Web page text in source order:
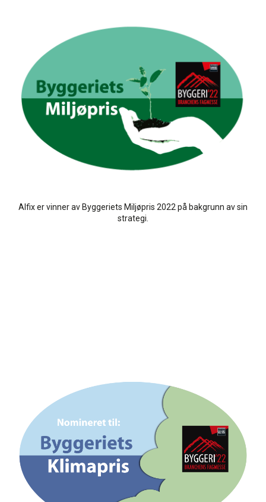
Alfix er vinner av Byggeriets Miljøpris 2022 på bakgrunn av sin
strategi.